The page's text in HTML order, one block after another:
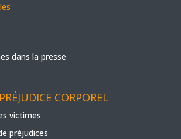
dans la presse
CORPOREL
victimes
préjudices